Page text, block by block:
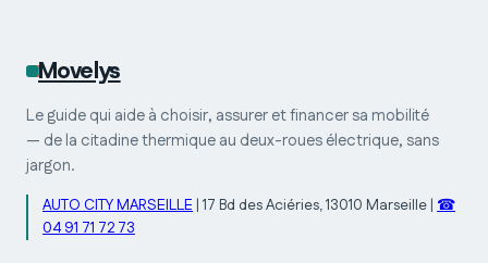
Movelys
Le guide qui aide à choisir, assurer et financer sa mobilité
— de la citadine thermique au deux-roues électrique, sans
jargon.
AUTO CITY MARSEILLE | 17 Bd des Aciéries, 13010 Marseille | ☎
04 91 71 72 73